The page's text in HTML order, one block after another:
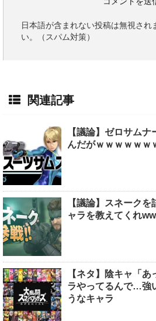
日本語が含まれない投稿は無視され
い。（スパム対策）
関連記事
【議論】ゼロサム
んだがｗｗｗｗｗｗ
【議論】スネーク
ャラを教えてくれ
【ネタ】陰キャ「
ラやってるんで…
うなキャラ